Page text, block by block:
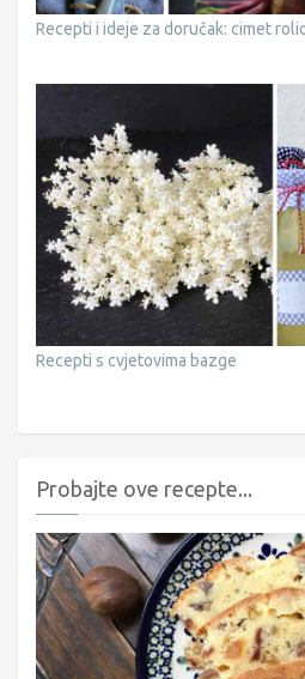
Recepti i ideje za doručak: cimet
Recepti s cvjetovima bazge
Probajte ove recepte...